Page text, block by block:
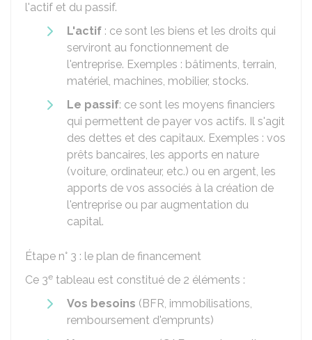
l'actif et du passif.
L'actif : ce sont les biens et les droits qui
serviront au fonctionnement de
l'entreprise. Exemples : bâtiments, terrain,
matériel, machines, mobilier, stocks.
Le passif: ce sont les moyens financiers
qui permettent de payer vos actifs. Il s'agit
des dettes et des capitaux. Exemples : vos
prêts bancaires, les apports en nature
(voiture, ordinateur, etc.) ou en argent, les
apports de vos associés à la création de
l'entreprise ou par augmentation du
capital.
Étape n° 3 : le plan de financement
Ce 3e tableau est constitué de 2 éléments :
Vos besoins (BFR, immobilisations,
remboursement d'emprunts)